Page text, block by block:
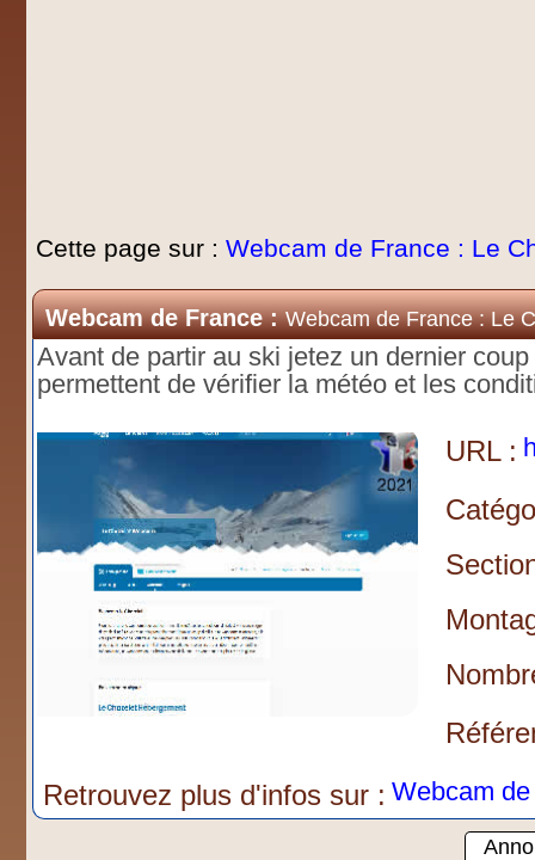
Cette page sur : Webcam de France : Le
Webcam de France :Webcam de France : Le
Avant de partir au ski jetez un dernier
permettent de vérifier la météo et les
URL :
Retrouvez plus d'infos sur : Webcam